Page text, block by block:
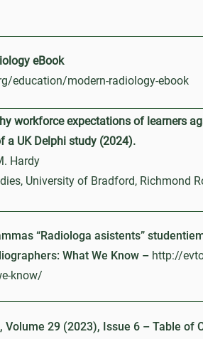
eBook
education/modern-radiology-ebook
workforce expectations of learners
a UK Delphi study (2024).
Hardy
University of Bradford, Richmond
“Radiologa asistents”
What We Know – http://
know/
Volume 29 (2023), Issue 6 – Table of